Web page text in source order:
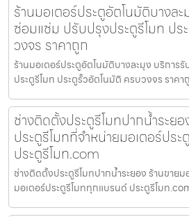
ร้านมอเตอร์ประตูอัตโนมัติบางล
ซ่อมแซ่ม ปรับปรุงประตูรีโมท ปร
วงจร ราคาถูก
ร้านมอเตอร์ประตูอัตโนมัติบางละมุง บริกา
ประตูรีโมท ประตูรั้วอัตโนมัติ ครบวงจร ราค
ช่างติดตั้งประตูรีโมทปากน้ำระย
ประตูรีโมทที่จำหน่ายมอเตอร์ปร
ประตูรีโมท.com
ช่างติดตั้งประตูรีโมทปากน้ำระยอง ร้านขายม
มอเตอร์ประตูรีโมททุกแบรนด์ ประตูรีโมท